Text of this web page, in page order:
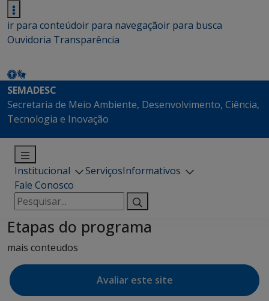
ir para conteúdoir para navegaçãoir para busca
Ouvidoria Transparência
SEMADESC
Secretaria de Meio Ambiente, Desenvolvimento, Ciência,
Tecnologia e Inovação
Institucional ServiçosInformativos
Fale Conosco
Pesquisar
por:
Etapas do programa
mais conteudos
Avaliar este site